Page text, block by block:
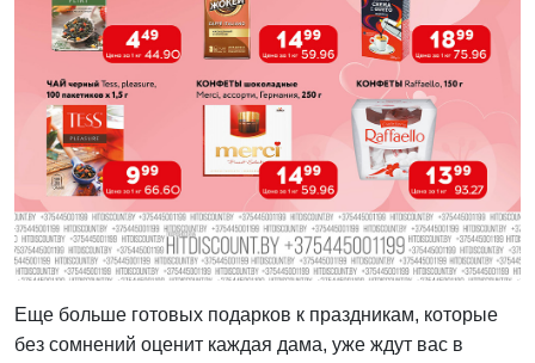
Еще больше готовых подарков к праздникам, которые
без сомнений оценит каждая дама, уже ждут вас в